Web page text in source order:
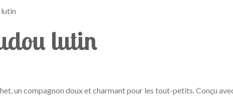
lutin
lutin
un compagnon doux et charmant pour les tout-petits. Conçu